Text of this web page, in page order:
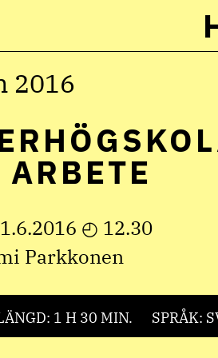
2016
ARBETE
◴ 12.30
Parkkonen
1 H 30 MIN. SPRÅK: